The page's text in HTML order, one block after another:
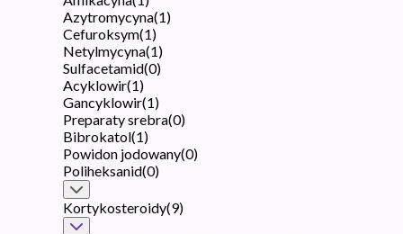
Azytromycyna(1)
Cefuroksym(1)
Netylmycyna(1)
Sulfacetamid(0)
Acyklowir(1)
Gancyklowir(1)
Preparaty srebra(0)
Bibrokatol(1)
Powidon jodowany(0)
Poliheksanid(0)
Kortykosteroidy(9)